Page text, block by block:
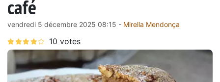
café
vendredi 5 décembre 2025 08:15 - Mirella Mendonça